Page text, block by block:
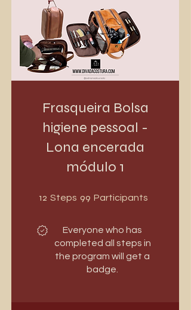
Frasqueira Bolsa
higiene pessoal -
Lona encerada
módulo 1
12 Steps 12 Steps
99 Participants
Everyone who has
completed all steps in
the program will get a
badge.